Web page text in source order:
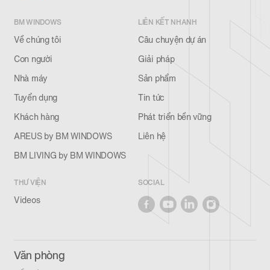
BM WINDOWS
Về chúng tôi
Con người
Nhà máy
Tuyển dụng
Khách hàng
AREUS by BM WINDOWS
BM LIVING by BM WINDOWS
LIÊN KẾT NHANH
Câu chuyện dự án
Giải pháp
Sản phẩm
Tin tức
Phát triển bền vững
Liên hệ
THƯ VIỆN
Videos
SOCIAL
Văn phòng